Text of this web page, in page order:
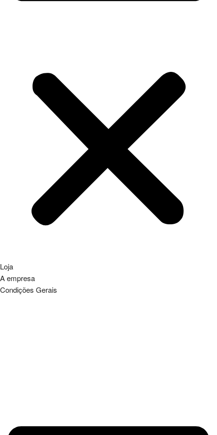
Loja
A empresa
Condições Gerais